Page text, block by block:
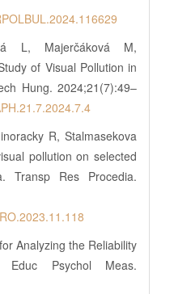
L, Majerčáková M,
of Visual Pollution in
Hung. 2024;21(7):49–
R, Stalmasekova
pollution on selected
Res Procedia.
Analyzing the Reliability
Psychol Meas.